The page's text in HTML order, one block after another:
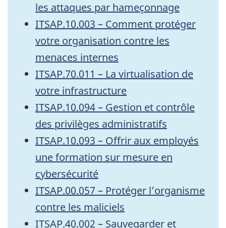
les attaques par hameçonnage
ITSAP.10.003 – Comment protéger
votre organisation contre les
menaces internes
ITSAP.70.011 – La virtualisation de
votre infrastructure
ITSAP.10.094 – Gestion et contrôle
des privilèges administratifs
ITSAP.10.093 – Offrir aux employés
une formation sur mesure en
cybersécurité
ITSAP.00.057 – Protéger l’organisme
contre les maliciels
ITSAP.40.002 – Sauvegarder et